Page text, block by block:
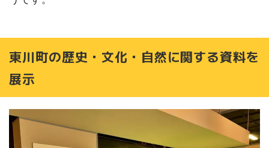
東川町の歴史・文化・自然に関する資料を
展示